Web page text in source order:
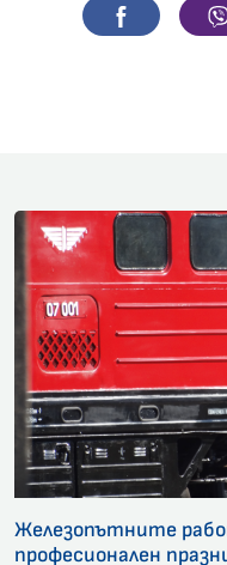
Facebook
Железопътните
професионален